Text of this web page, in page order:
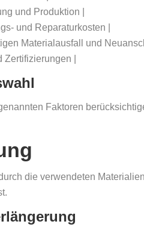
und Produktion |
und Reparaturkosten |
Materialausfall und
Zertifizierungen |
Faktoren
die verwendeten